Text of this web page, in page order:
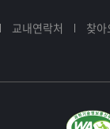
교내연락처 찾아